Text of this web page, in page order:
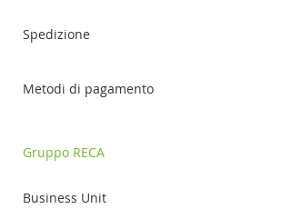
Spedizione
Metodi di pagamento
Gruppo RECA
Business Unit